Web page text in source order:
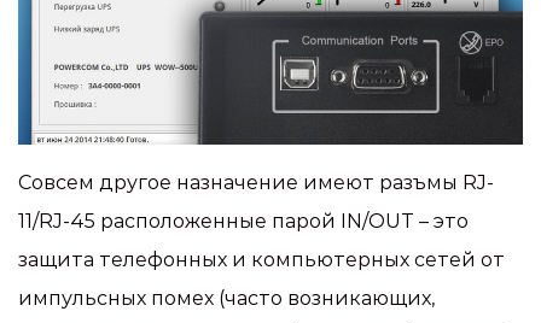
Совсем другое назначение имеют разъмы RJ-
11/RJ-45 расположенные парой IN/OUT – это
защита телефонных и компьютерных сетей от
импульсных помех (часто возникающих,